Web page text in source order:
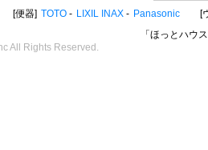
便器 TOTO LIXIL INAX Panasonic
「ほっとハウ
All Rights Reserved.